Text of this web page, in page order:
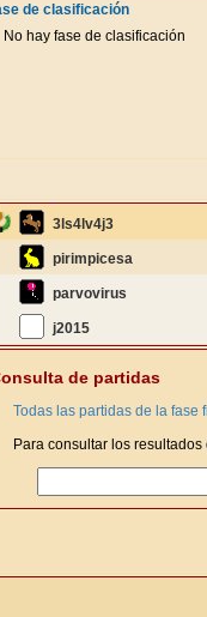
de clasificación
No hay fase de clasificación
3ls4lv4j3
pirimpicesa
parvovirus
j2015
de partidas
Todas las partidas de la fase
Para consultar los